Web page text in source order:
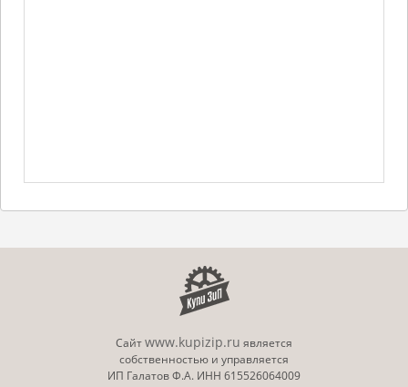
Сайтwww.kupizip.ru является
собственностью и управляется
ИП Галатов Ф.А. ИНН 615526064009